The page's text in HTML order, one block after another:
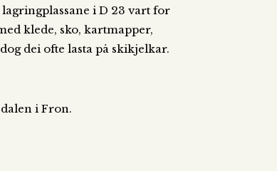
i D 23 vart for
klede, sko, kartmapper,
dei ofte lasta på skikjelkar.
i Fron.